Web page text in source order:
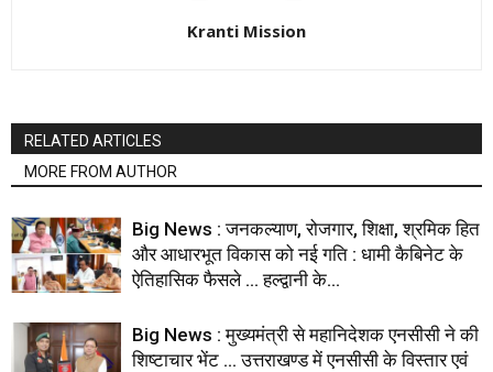
Kranti Mission
RELATED ARTICLES
MORE FROM AUTHOR
Big News : जनकल्याण, रोजगार, शिक्षा, श्रमिक हित
और आधारभूत विकास को नई गति : धामी कैबिनेट के
ऐतिहासिक फैसले … हल्द्वानी के...
Big News : मुख्यमंत्री से महानिदेशक एनसीसी ने की
शिष्टाचार भेंट … उत्तराखण्ड में एनसीसी के विस्तार एवं